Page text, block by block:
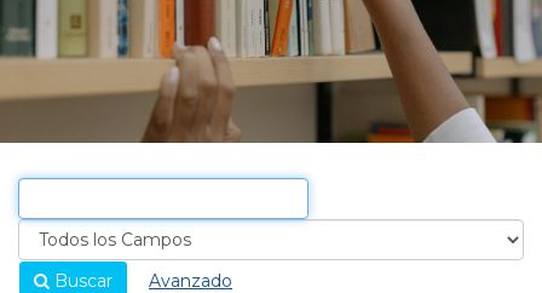
Buscar Avanzado